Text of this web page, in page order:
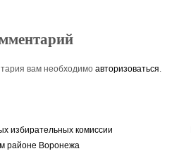
вам необходимо авторизоваться
избирательных комиссии
районе Воронежа